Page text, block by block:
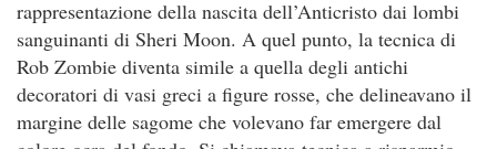
rappresentazione della nascita dell’Anticristo dai lombi
sanguinanti di Sheri Moon. A quel punto, la tecnica di
Rob Zombie diventa simile a quella degli antichi
decoratori di vasi greci a figure rosse, che delineavano il
margine delle sagome che volevano far emergere dal